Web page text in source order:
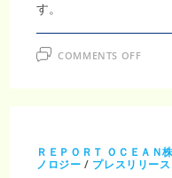
す。
COMMENTS OFFON
険
市
ＲＥＰＯＲＴ ＯＣＥＡＮ
ノロジー / プレスリリース